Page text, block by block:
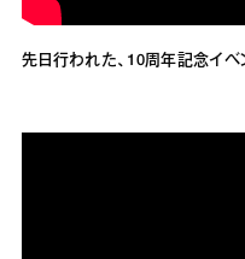
先日行われた、10周年記念イベ